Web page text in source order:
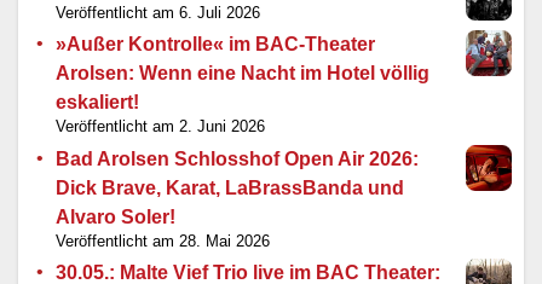
6. Juli 2026
»Außer Kontrolle« im BAC-Theater
Arolsen: Wenn eine Nacht im Hotel völlig
eskaliert!
2. Juni 2026
Bad Arolsen Schlosshof Open Air 2026:
Dick Brave, Karat, LaBrassBanda und
Alvaro Soler!
28. Mai 2026
30.05.: Malte Vief Trio live im BAC Theater: